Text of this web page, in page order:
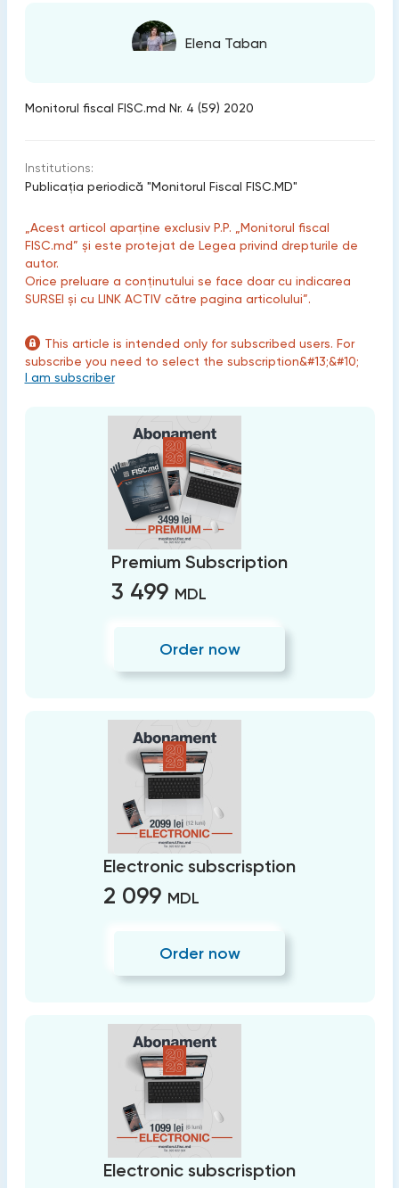
Elena Taban
Monitorul fiscal FISC.md Nr. 4 (59) 2020
Institutions:
Publicaţia periodică "Monitorul Fiscal FISC.MD"
„Acest articol aparține exclusiv P.P. „Monitorul fiscal
FISC.md” și este protejat de Legea privind drepturile de
autor.
Orice preluare a conținutului se face doar cu indicarea
SURSEI și cu LINK ACTIV către pagina articolului”.
This article is intended only for subscribed users. For
subscribe you need to select the subscription&#13;&#10;
I am subscriber
Premium Subscription
3 499 MDL
Order now
Electronic subscrisption
2 099 MDL
Order now
Electronic subscrisption